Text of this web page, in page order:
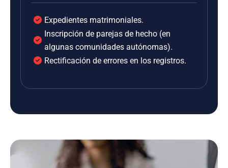
Expedientes matrimoniales.
Inscripción de parejas de hecho (en
algunas comunidades autónomas).
Rectificación de errores en los registros.